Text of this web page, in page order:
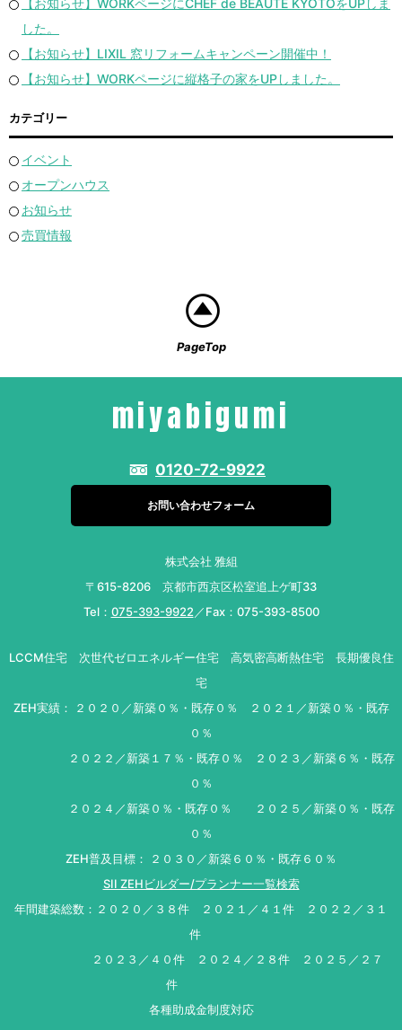
【お知らせ】WORKページにCHEF de BEAUTÉ KYOTOをUPしま
した。
【お知らせ】LIXIL 窓リフォームキャンペーン開催中！
【お知らせ】WORKページに縦格子の家をUPしました。
カテゴリー
イベント
オープンハウス
お知らせ
売買情報
PageTop
miyabigumi
0120-72-9922
お問い合わせフォーム
株式会社 雅組
〒615-8206 京都市西京区松室追上ゲ町33
Tel： 075-393-9922／Fax：075-393-8500
LCCM住宅 次世代ゼロエネルギー住宅 高気密高断熱住宅 長期優良住
宅
ZEH実績： ２０２０／新築０％・既存０％ ２０２１／新築０％・既存
０％
２０２２／新築１７％・既存０％ ２０２３／新築６％・既存
０％
２０２４／新築０％・既存０％ ２０２５／新築０％・既存
０％
ZEH普及目標： ２０３０／新築６０％・既存６０％
SII ZEHビルダー/プランナー一覧検索
年間建築総数：２０２０／３８件 ２０２１／４１件 ２０２２／３１
件
２０２３／４０件 ２０２４／２８件 ２０２５／２７
件
各種助成金制度対応